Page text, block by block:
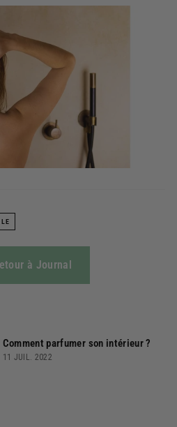
à Journal
Comment parfumer son intérieur ?
11 JUIL. 2022